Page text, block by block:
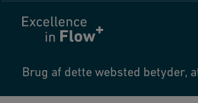
Brug af dette websted betyder,